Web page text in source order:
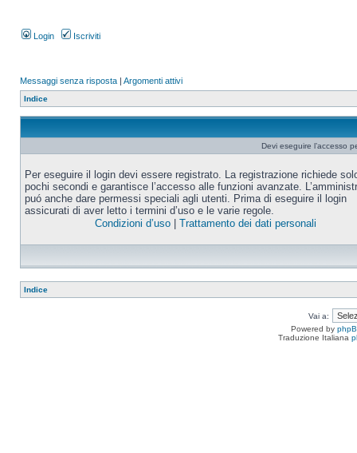
Login Iscriviti
Messaggi senza risposta | Argomenti attivi
Indice
Devi eseguire l’accesso
Per eseguire il login devi essere registrato. La registrazione richiede
pochi secondi e garantisce l’accesso alle funzioni avanzate.
puó anche dare permessi speciali agli utenti. Prima di eseguire il login
assicurati di aver letto i termini d’uso e le varie regole.
Condizioni d’uso| Trattamento dei dati personali
Indice
Vai a:
Powered by
Traduzione Italiana